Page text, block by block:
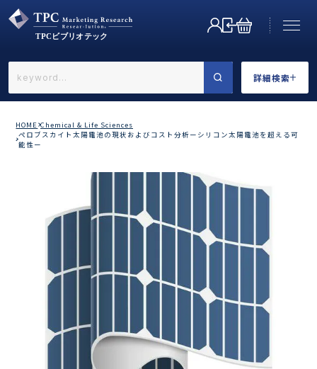
詳細検索
←戻る
業界で選ぶ
HOME Chemical & Life Sciences
ペロブスカイト太陽電池の現状およびコスト分析ーシリコン太陽電池を超える可
能性ー